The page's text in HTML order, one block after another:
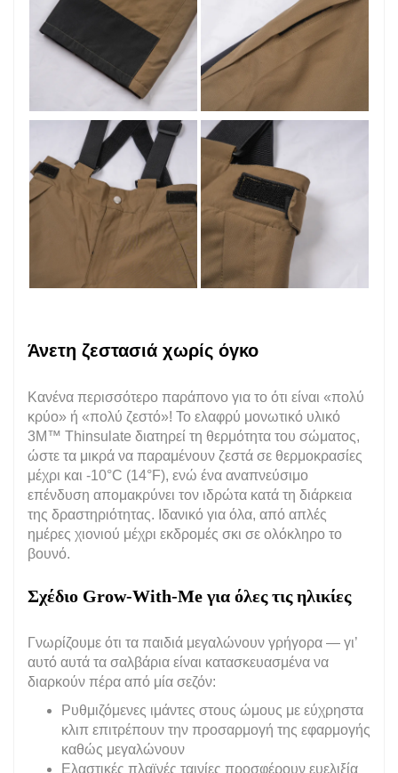
Άνετη ζεστασιά χωρίς όγκο
Κανένα περισσότερο παράπονο για το ότι είναι «πολύ
κρύο» ή «πολύ ζεστό»! Το ελαφρύ μονωτικό υλικό
3M™ Thinsulate διατηρεί τη θερμότητα του σώματος,
ώστε τα μικρά να παραμένουν ζεστά σε θερμοκρασίες
μέχρι και -10°C (14°F), ενώ ένα αναπνεύσιμο
επένδυση απομακρύνει τον ιδρώτα κατά τη διάρκεια
της δραστηριότητας. Ιδανικό για όλα, από απλές
ημέρες χιονιού μέχρι εκδρομές σκι σε ολόκληρο το
βουνό.
Σχέδιο Grow-With-Me για όλες τις ηλικίες
Γνωρίζουμε ότι τα παιδιά μεγαλώνουν γρήγορα — γι’
αυτό αυτά τα σαλβάρια είναι κατασκευασμένα να
διαρκούν πέρα από μία σεζόν:
Ρυθμιζόμενες ιμάντες στους ώμους με εύχρηστα
κλιπ επιτρέπουν την προσαρμογή της εφαρμογής
καθώς μεγαλώνουν
Ελαστικές πλαϊνές ταινίες προσφέρουν ευελιξία